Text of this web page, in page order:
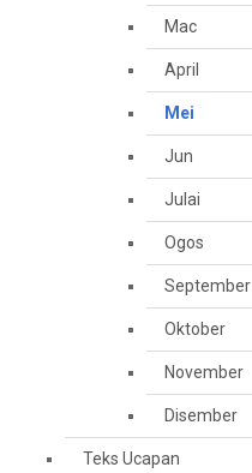
Mac
April
Mei
Jun
Julai
Ogos
September
Oktober
November
Disember
Teks Ucapan